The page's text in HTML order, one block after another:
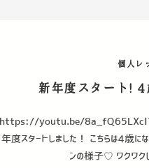
個人レ
新年度スタート! 4
https://youtu.be/
年度スタートしました！ こちらは4歳に
ンの様子♡ ワクワク